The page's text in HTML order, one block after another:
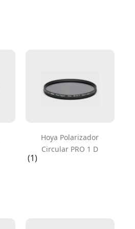
Hoya Polarizador
Circular PRO 1 D
(1)